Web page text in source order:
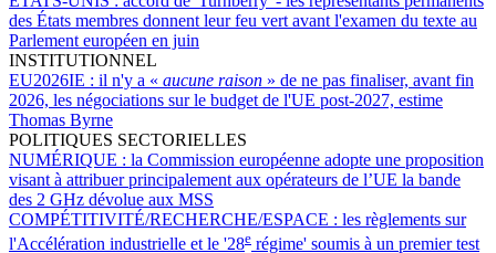
des États membres donnent leur feu vert avant l'examen du texte au
Parlement européen en juin
INSTITUTIONNEL
EU2026IE : il n'y a « aucune raison » de ne pas finaliser, avant fin
2026, les négociations sur le budget de l'UE post-2027, estime
Thomas Byrne
POLITIQUES SECTORIELLES
NUMÉRIQUE : la Commission européenne adopte une proposition
visant à attribuer principalement aux opérateurs de l’UE la bande
des 2 GHz dévolue aux MSS
COMPÉTITIVITÉ/RECHERCHE/ESPACE : les règlements sur
l'Accélération industrielle et le '28e régime' soumis à un premier test